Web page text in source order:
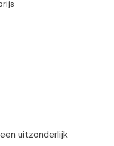
uitzonderlijk